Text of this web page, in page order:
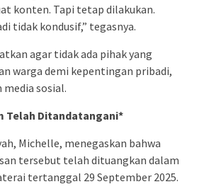
konten. Tapi tetap dilakukan.
tidak kondusif,” tegasnya.
agar tidak ada pihak yang
warga demi kepentingan pribadi,
sosial.
Telah Ditandatangani*
Michelle, menegaskan bahwa
tersebut telah dituangkan dalam
tertanggal 29 September 2025.